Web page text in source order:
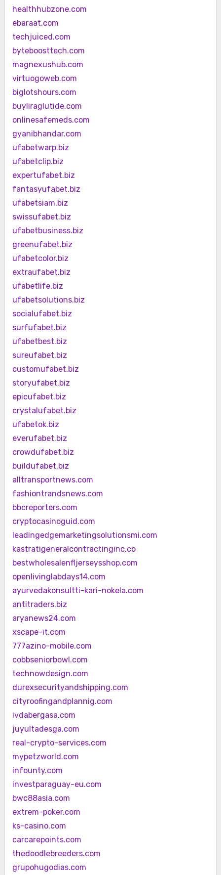
healthhubzone.com
ebaraat.com
techjuiced.com
byteboosttech.com
magnexushub.com
virtuogoweb.com
biglotshours.com
buyliraglutide.com
onlinesafemeds.com
gyanibhandar.com
ufabetwarp.biz
ufabetclip.biz
expertufabet.biz
fantasyufabet.biz
ufabetsiam.biz
swissufabet.biz
ufabetbusiness.biz
greenufabet.biz
ufabetcolor.biz
extraufabet.biz
ufabetlife.biz
ufabetsolutions.biz
socialufabet.biz
surfufabet.biz
ufabetbest.biz
sureufabet.biz
customufabet.biz
storyufabet.biz
epicufabet.biz
crystalufabet.biz
ufabetok.biz
everufabet.biz
crowdufabet.biz
buildufabet.biz
alltransportnews.com
fashiontrandsnews.com
bbcreporters.com
cryptocasinoguid.com
leadingedgemarketingsolutionsmi.com
kastratigeneralcontractinginc.co
bestwholesalenfljerseysshop.com
openlivinglabdays14.com
ayurvedakonsultti-kari-nokela.com
antitraders.biz
aryanews24.com
xscape-it.com
777azino-mobile.com
cobbseniorbowl.com
technowdesign.com
durexsecurityandshipping.com
cityroofingandplannig.com
ivdabergasa.com
juyultadesga.com
real-crypto-services.com
mypetzworld.com
infounty.com
investparaguay-eu.com
bwc88asia.com
extrem-poker.com
ks-casino.com
carcarepoints.com
thedoodlebreeders.com
grupohugodias.com